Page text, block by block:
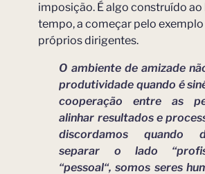
imposição. É algo construído
tempo, a começar pelo
próprios dirigentes.
O ambiente de amizade
produtividade quando é
cooperação entre as
alinhar resultados e
discordamos quando
separar o lado “
“pessoal“, somos seres